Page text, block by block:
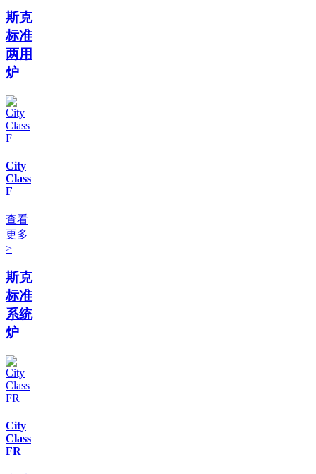
斯克
标准
两用
炉
City
Class
F
查看
更多
>
斯克
标准
系统
炉
City
Class
FR